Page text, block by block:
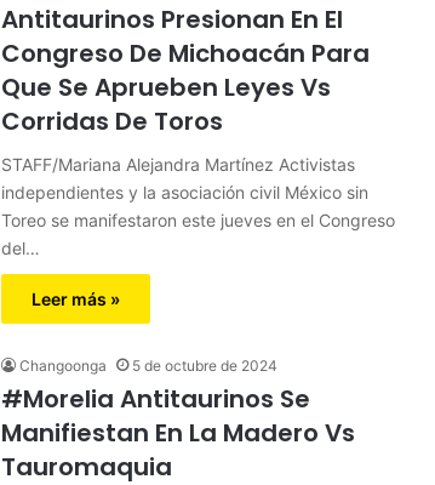
Antitaurinos Presionan En El
Congreso De Michoacán Para
Que Se Aprueben Leyes Vs
Corridas De Toros
STAFF/Mariana Alejandra Martínez Activistas
independientes y la asociación civil México sin
Toreo se manifestaron este jueves en el Congreso
del…
Leer más »
Changoonga 5 de octubre de 2024
#Morelia Antitaurinos Se
Manifiestan En La Madero Vs
Tauromaquia